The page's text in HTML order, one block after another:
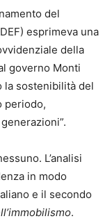
del
esprimeva una
della
governo Monti
la sostenibilità del
periodo,
L’analisi
in modo
e il secondo
.